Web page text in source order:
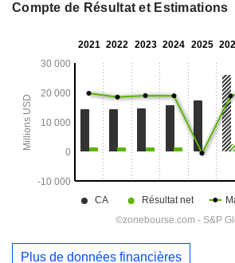
Compte de Résultat et Estimations
Plus de données financières